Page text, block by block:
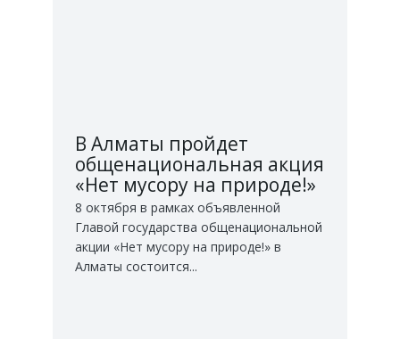
В Алматы пройдет
общенациональная акция
«Нет мусору на природе!»
8 октября в рамках объявленной
Главой государства общенациональной
акции «Нет мусору на природе!» в
Алматы состоится...